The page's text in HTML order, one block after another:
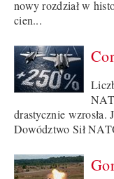
nowy rozdział w
cien...
drastycznie wzrosła.
Dowództwo Sił